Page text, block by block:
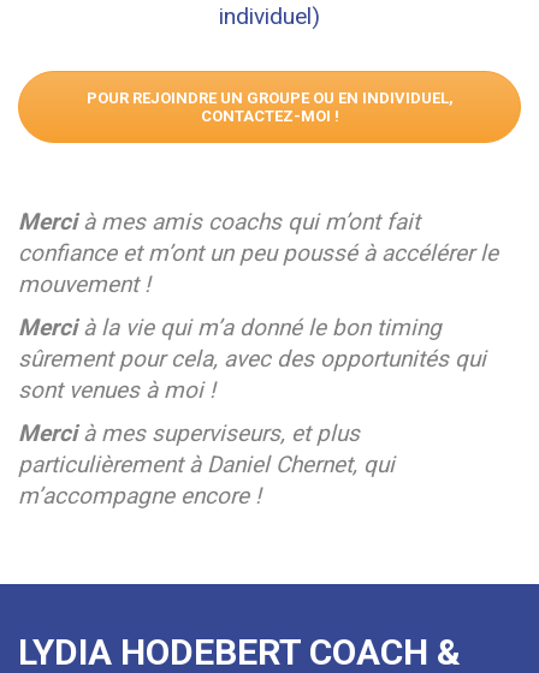
individuel)
POUR REJOINDRE UN GROUPE OU EN INDIVIDUEL,
CONTACTEZ-MOI !
Mercià mes amis coachs qui m’ont fait
confiance et m’ont un peu poussé à accélérer le
mouvement !
Mercià la vie qui m’a donné le bon timing
sûrement pour cela, avec des opportunités qui
sont venues à moi !
Mercià mes superviseurs, et plus
particulièrement à Daniel Chernet, qui
m’accompagne encore !
LYDIA HODEBERT COACH &